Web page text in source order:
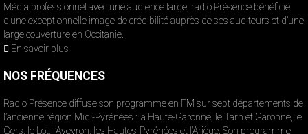
Média professionnel avec une audience large, radio Présence bénéficie
d’une exceptionnelle image de crédibilité auprès de ses auditeurs et d’une
large couverture en Occitanie.
En savoir plus
NOS FRÉQUENCES
Radio Présence diffuse son programme en FM sur sept départements de
l’ancienne région Midi-Pyrénées : la Haute-Garonne, le Tarn et Garonne, le
Gers, le Lot, l’Aveyron, les Hautes-Pyrénées et l’Ariège. Son programme